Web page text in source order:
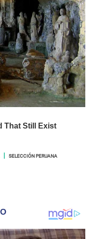
SELECCIÓN PERUANA